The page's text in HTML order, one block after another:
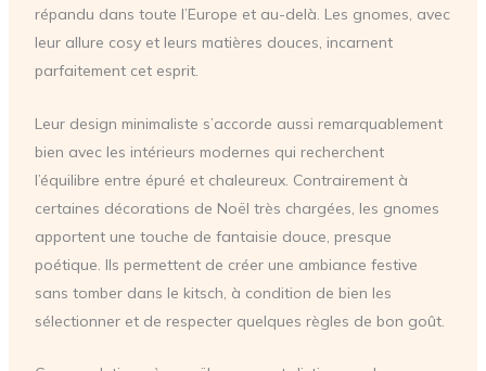
répandu dans toute l’Europe et au-delà. Les gnomes, avec
leur allure cosy et leurs matières douces, incarnent
parfaitement cet esprit.
Leur design minimaliste s’accorde aussi remarquablement
bien avec les intérieurs modernes qui recherchent
l’équilibre entre épuré et chaleureux. Contrairement à
certaines décorations de Noël très chargées, les gnomes
apportent une touche de fantaisie douce, presque
poétique. Ils permettent de créer une ambiance festive
sans tomber dans le kitsch, à condition de bien les
sélectionner et de respecter quelques règles de bon goût.